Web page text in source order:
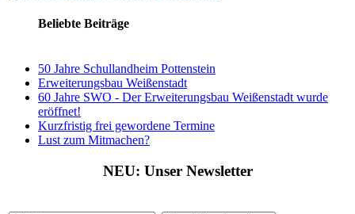
Beliebte Beiträge
50 Jahre Schullandheim Pottenstein
Erweiterungsbau Weißenstadt
60 Jahre SWO - Der Erweiterungsbau Weißenstadt wurde
eröffnet!
Kurzfristig frei gewordene Termine
Lust zum Mitmachen?
NEU: Unser Newsletter